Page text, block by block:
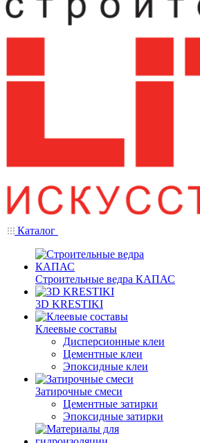
Каталог
Строительные ведра КАПАС
3D KRESTIKI
Клеевые составы
Дисперсионные клеи
Цементные клеи
Эпоксидные клеи
Затирочные смеси
Цементные затирки
Эпоксидные затирки